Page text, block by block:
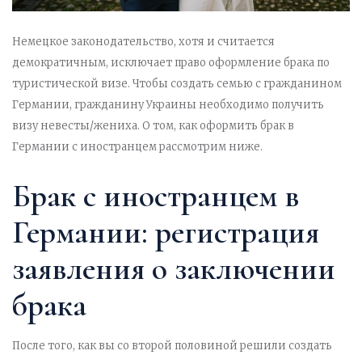
Немецкое законодательство, хотя и считается
демократичным, исключает право оформление брака по
туристической визе. Чтобы создать семью с гражданином
Германии, гражданину Украины необходимо получить
визу невесты/жениха. О том, как оформить брак в
Германии с иностранцем рассмотрим ниже.
Брак с иностранцем в
Германии: регистрация
заявления о заключении
брака
После того, как вы со второй половиной решили создать